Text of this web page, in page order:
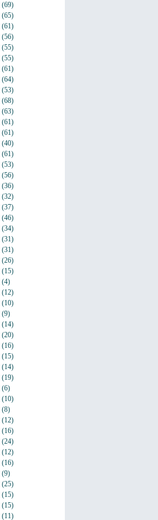
(69)
(65)
(61)
(56)
(55)
(55)
(61)
(64)
(53)
(68)
(63)
(61)
(61)
(40)
(61)
(53)
(56)
(36)
(32)
(37)
(46)
(34)
(31)
(31)
(26)
(15)
(4)
(12)
(10)
(9)
(14)
(20)
(16)
(15)
(14)
(19)
(6)
(10)
(8)
(12)
(16)
(24)
(12)
(16)
(9)
(25)
(15)
(15)
(11)